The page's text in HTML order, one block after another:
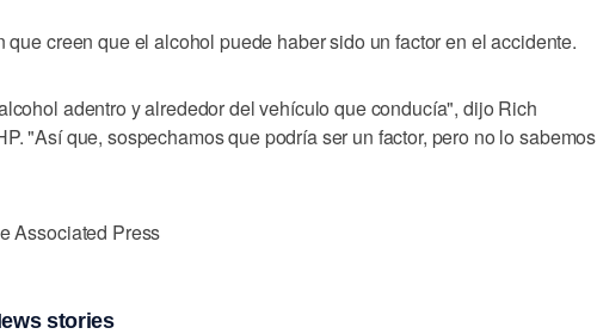
que creen que el alcohol puede haber sido un factor en el accidente.
adentro y alrededor del vehículo que conducía", dijo Rich
"Así que, sospechamos que podría ser un factor, pero no lo sabemos
Associated Press
stories